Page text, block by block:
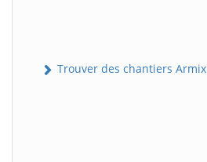
Trouver des chantiers Armix